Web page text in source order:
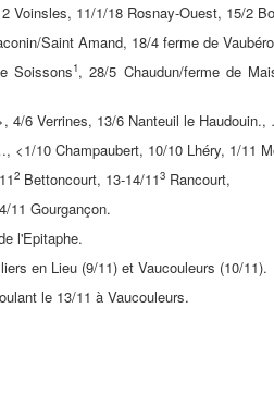
Voinsles, 11/1/18 Rosnay-Ouest, 15/2
Saint Amand, 18/4 ferme de
Soissons1, 28/5 Chaudun/ferme de
4/6 Verrines, 13/6 Nanteuil le
<1/10 Champaubert, 10/10 Lhéry, 1/11
2 Bettoncourt, 13-14/113 Rancourt,
11 Gourgançon.
l'Epitaphe.
en Lieu (9/11) et Vaucouleurs (10/11).
le 13/11 à Vaucouleurs.